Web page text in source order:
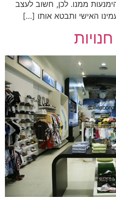
ממנו. לכן, חשוב לעצב
האישי ותבטא אותו […]